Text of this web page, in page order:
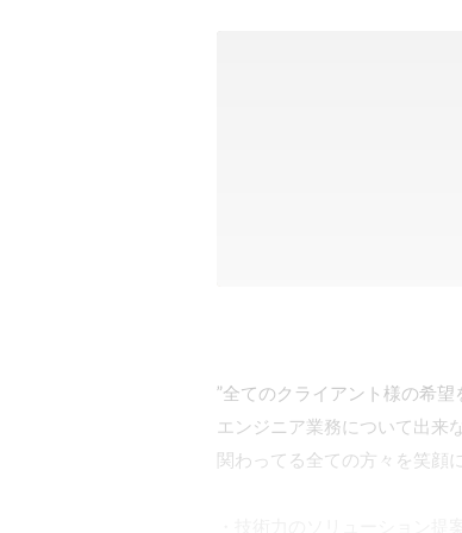
”全てのクライアント様の希望
エンジニア業務について出来
関わってる全ての方々を笑顔